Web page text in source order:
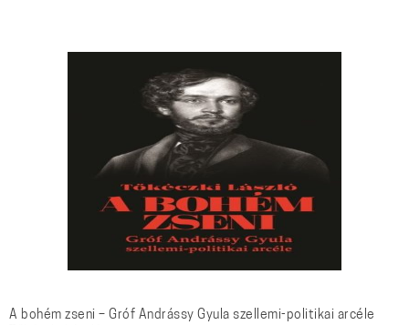
A bohém zseni – Gróf Andrássy Gyula szellemi-politikai arcéle